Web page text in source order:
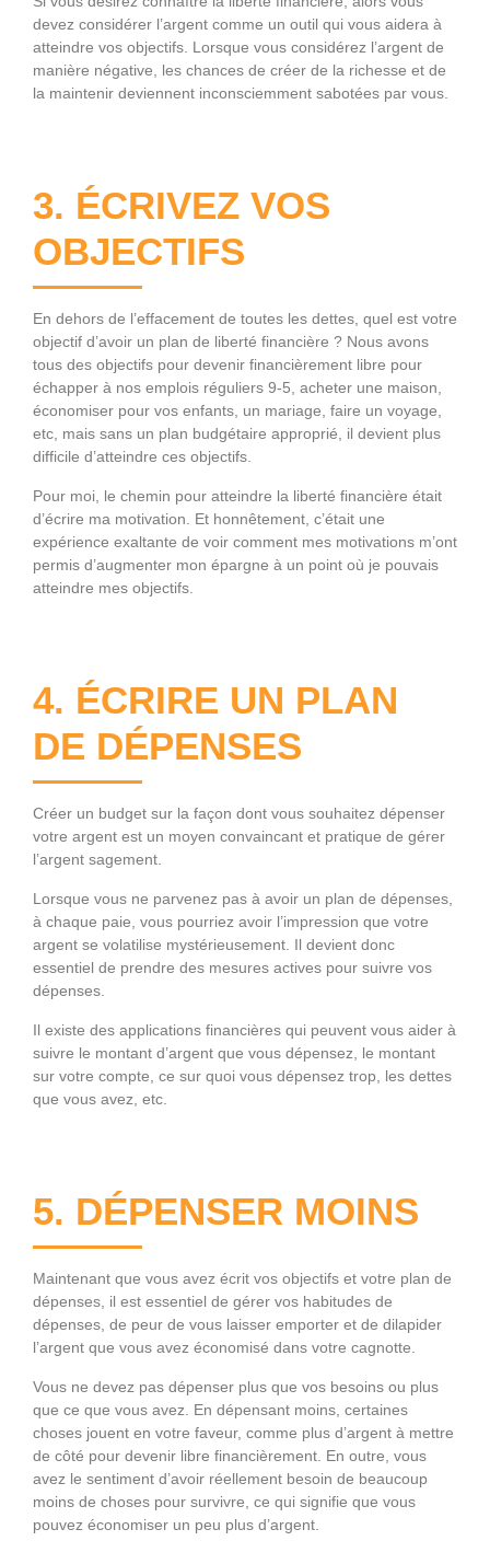
devez considérer l’argent comme un outil qui vous aidera à
atteindre vos objectifs. Lorsque vous considérez l’argent de
manière négative, les chances de créer de la richesse et de
la maintenir deviennent inconsciemment sabotées par vous.
3. ÉCRIVEZ VOS
OBJECTIFS
En dehors de l’effacement de toutes les dettes, quel est votre
objectif d’avoir un plan de liberté financière ? Nous avons
tous des objectifs pour devenir financièrement libre pour
échapper à nos emplois réguliers 9-5, acheter une maison,
économiser pour vos enfants, un mariage, faire un voyage,
etc, mais sans un plan budgétaire approprié, il devient plus
difficile d’atteindre ces objectifs.
Pour moi, le chemin pour atteindre la liberté financière était
d’écrire ma motivation. Et honnêtement, c’était une
expérience exaltante de voir comment mes motivations m’ont
permis d’augmenter mon épargne à un point où je pouvais
atteindre mes objectifs.
4. ÉCRIRE UN PLAN
DE DÉPENSES
Créer un budget sur la façon dont vous souhaitez dépenser
votre argent est un moyen convaincant et pratique de gérer
l’argent sagement.
Lorsque vous ne parvenez pas à avoir un plan de dépenses,
à chaque paie, vous pourriez avoir l’impression que votre
argent se volatilise mystérieusement. Il devient donc
essentiel de prendre des mesures actives pour suivre vos
dépenses.
Il existe des applications financières qui peuvent vous aider à
suivre le montant d’argent que vous dépensez, le montant
sur votre compte, ce sur quoi vous dépensez trop, les dettes
que vous avez, etc.
5. DÉPENSER MOINS
Maintenant que vous avez écrit vos objectifs et votre plan de
dépenses, il est essentiel de gérer vos habitudes de
dépenses, de peur de vous laisser emporter et de dilapider
l’argent que vous avez économisé dans votre cagnotte.
Vous ne devez pas dépenser plus que vos besoins ou plus
que ce que vous avez. En dépensant moins, certaines
choses jouent en votre faveur, comme plus d’argent à mettre
de côté pour devenir libre financièrement. En outre, vous
avez le sentiment d’avoir réellement besoin de beaucoup
moins de choses pour survivre, ce qui signifie que vous
pouvez économiser un peu plus d’argent.